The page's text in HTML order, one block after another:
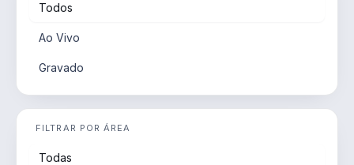
Todos
Ao Vivo
Gravado
FILTRAR POR ÁREA
Todas